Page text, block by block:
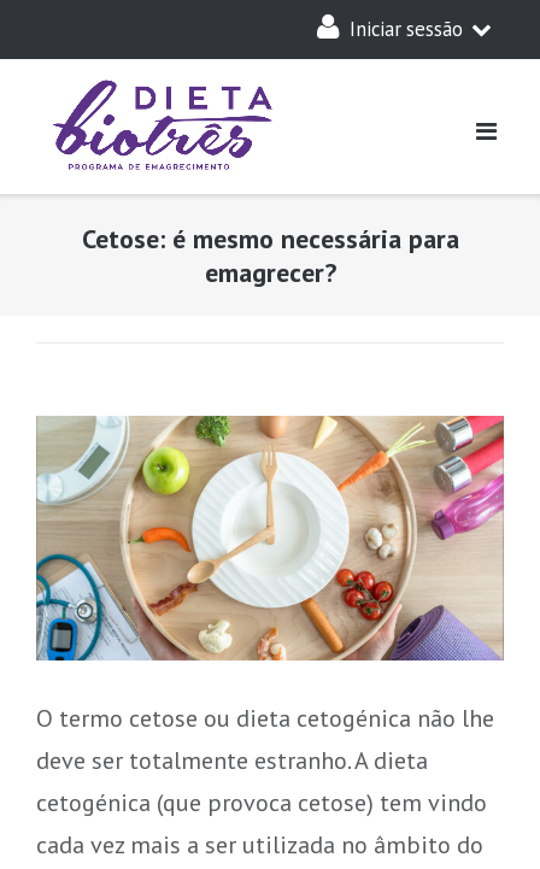
Iniciar sessão
Cetose: é mesmo necessária para
emagrecer?
O termo cetose ou dieta cetogénica não lhe
deve ser totalmente estranho. A dieta
cetogénica (que provoca cetose) tem vindo
cada vez mais a ser utilizada no âmbito do